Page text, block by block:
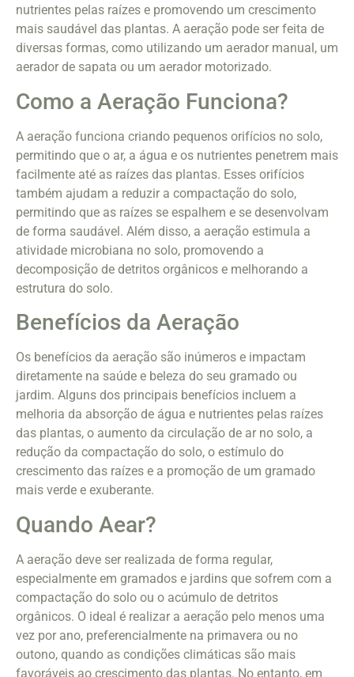
nutrientes pelas raízes e promovendo um crescimento
mais saudável das plantas. A aeração pode ser feita de
diversas formas, como utilizando um aerador manual, um
aerador de sapata ou um aerador motorizado.
Como a Aeração Funciona?
A aeração funciona criando pequenos orifícios no solo,
permitindo que o ar, a água e os nutrientes penetrem mais
facilmente até as raízes das plantas. Esses orifícios
também ajudam a reduzir a compactação do solo,
permitindo que as raízes se espalhem e se desenvolvam
de forma saudável. Além disso, a aeração estimula a
atividade microbiana no solo, promovendo a
decomposição de detritos orgânicos e melhorando a
estrutura do solo.
Benefícios da Aeração
Os benefícios da aeração são inúmeros e impactam
diretamente na saúde e beleza do seu gramado ou
jardim. Alguns dos principais benefícios incluem a
melhoria da absorção de água e nutrientes pelas raízes
das plantas, o aumento da circulação de ar no solo, a
redução da compactação do solo, o estímulo do
crescimento das raízes e a promoção de um gramado
mais verde e exuberante.
Quando Aear?
A aeração deve ser realizada de forma regular,
especialmente em gramados e jardins que sofrem com a
compactação do solo ou o acúmulo de detritos
orgânicos. O ideal é realizar a aeração pelo menos uma
vez por ano, preferencialmente na primavera ou no
outono, quando as condições climáticas são mais
favoráveis ao crescimento das plantas. No entanto, em